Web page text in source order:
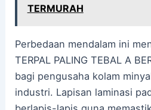
TERMURAH
Perbedaan mendalam ini
TERPAL PALING TEBAL A
bagi pengusaha kolam
industri. Lapisan laminasi